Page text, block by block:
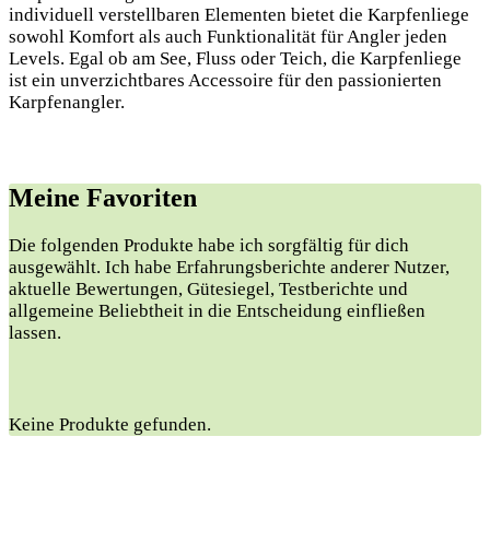
individuell verstellbaren Elementen bietet die Karpfenliege
sowohl Komfort als auch Funktionalität für Angler jeden
Levels. Egal ob am See, Fluss oder Teich, die Karpfenliege
ist ein unverzichtbares Accessoire für den passionierten
Karpfenangler.
Meine Favoriten
Die folgenden Produkte habe ich sorgfältig für dich
ausgewählt. Ich habe Erfahrungsberichte anderer Nutzer,
aktuelle Bewertungen, Gütesiegel, Testberichte und
allgemeine Beliebtheit in die Entscheidung einfließen
lassen.
Keine Produkte gefunden.